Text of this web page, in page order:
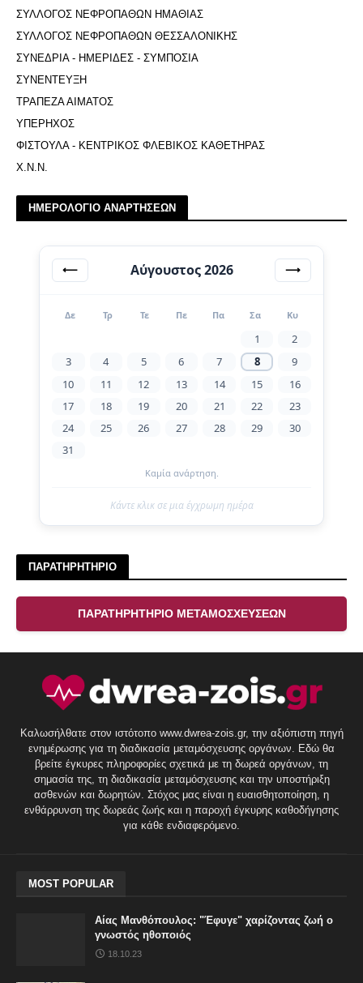
ΣΥΛΛΟΓΟΣ ΝΕΦΡΟΠΑΘΩΝ ΗΜΑΘΙΑΣ
ΣΥΛΛΟΓΟΣ ΝΕΦΡΟΠΑΘΩΝ ΘΕΣΣΑΛΟΝΙΚΗΣ
ΣΥΝΕΔΡΙΑ - ΗΜΕΡΙΔΕΣ - ΣΥΜΠΟΣΙΑ
ΣΥΝΕΝΤΕΥΞΗ
ΤΡΑΠΕΖΑ ΑΙΜΑΤΟΣ
ΥΠΕΡΗΧΟΣ
ΦΙΣΤΟΥΛΑ - ΚΕΝΤΡΙΚΟΣ ΦΛΕΒΙΚΟΣ ΚΑΘΕΤΗΡΑΣ
Χ.Ν.Ν.
ΗΜΕΡΟΛΟΓΙΟ ΑΝΑΡΤΗΣΕΩΝ
⟵ Αύγουστος 2026 ⟶
Δε Τρ Τε Πε Πα Σα Κυ
1
2
3
4 5 6 7 8
9
10
11 12 13 14 15
16
17
18 19 20 21 22
23
24
25 26 27 28 29
30
31
Καμία ανάρτηση.
Κάντε κλικ σε μια έγχρωμη ημέρα
ΠΑΡΑΤΗΡΗΤΗΡΙΟ
ΠΑΡΑΤΗΡΗΤΗΡΙΟ ΜΕΤΑΜΟΣΧΕΥΣΕΩΝ
Καλωσήλθατε στον ιστότοπο www.dwrea-zois.gr, την αξιόπιστη πηγή
ενημέρωσης για τη διαδικασία μεταμόσχευσης οργάνων. Εδώ θα
βρείτε έγκυρες πληροφορίες σχετικά με τη δωρεά οργάνων, τη
σημασία της, τη διαδικασία μεταμόσχευσης και την υποστήριξη
ασθενών και δωρητών. Στόχος μας είναι η ευαισθητοποίηση, η
ενθάρρυνση της δωρεάς ζωής και η παροχή έγκυρης καθοδήγησης
για κάθε ενδιαφερόμενο.
MOST POPULAR
Αίας Μανθόπουλος: "Έφυγε" χαρίζοντας ζωή ο
γνωστός ηθοποιός
18.10.23